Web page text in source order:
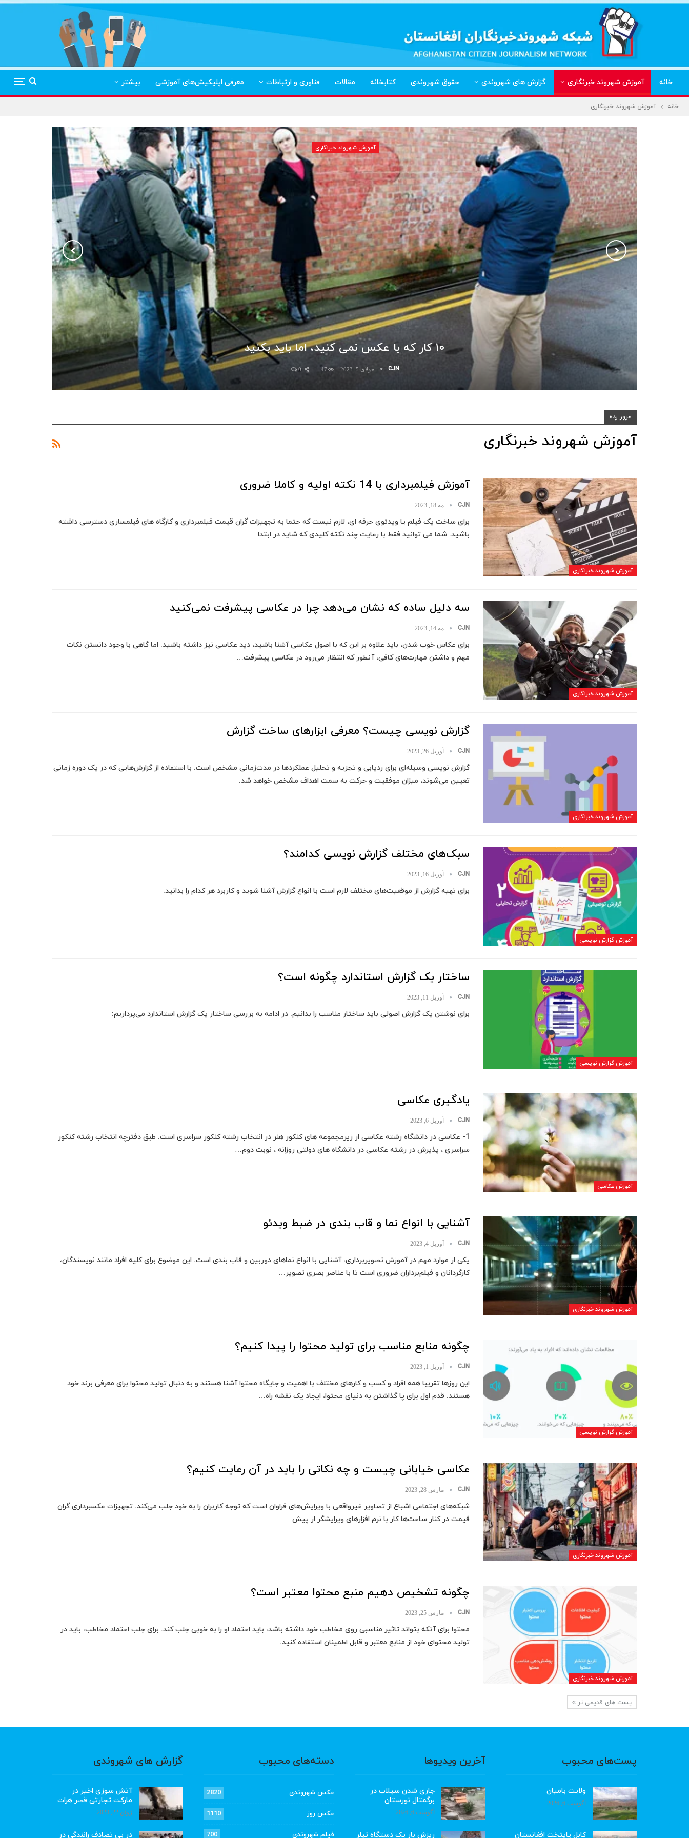
خانه آموزش شهروند خبرنگاری گزارش های شهروندی حقوق شهروندی کتابخانه مقالات فناوری و ارتباطات معرفی اپلیکیش‌های آموزشی بیشتر
خانه آموزش شهروند خبرنگاری
آموزش شهروند خبرنگاری
۱۰ کار که با عکس نمی کنید، اما باید بکنید
CJN جولای 5, 2023 47
مرور رده
آموزش شهروند خبرنگاری
آموزش شهروند خبرنگاری
آموزش فیلمبرداری با 14 نکته اولیه و کاملا ضروری
CJN مه 18, 2023
برای ساخت یک فیلم یا ویدئوی حرفه ای، لازم نیست که حتما به تجهیزات گران قیمت فیلمبرداری و کارگاه های فیلمسازی دسترسی داشته
باشید. شما می توانید فقط با رعایت چند نکته کلیدی که شاید در ابتدا…
آموزش شهروند خبرنگاری
سه دلیل ساده که نشان می‌دهد چرا در عکاسی پیشرفت نمی‌کنید
CJN مه 14, 2023
برای عکاس خوب شدن، باید علاوه بر این که با اصول عکاسی آشنا باشید، دید عکاسی نیز داشته باشید. اما گاهی با وجود دانستن نکات
مهم و داشتن مهارت‌های کافی، آنطور که انتظار می‌رود در عکاسی پیشرفت…
آموزش شهروند خبرنگاری
گزارش نویسی چیست؟ معرفی ابزارهای ساخت گزارش
CJN آوریل 26, 2023
گزارش نویسی وسیله‌ای برای ردیابی و تجزیه و تحلیل عملکردها در مدت‌زمانی مشخص است. با استفاده از گزارش‌هایی که در یک دوره زمانی
تعیین می‌شوند، میزان موفقیت و حرکت به سمت اهداف مشخص خواهد شد.
آموزش گزارش نویسی
سبک‌های مختلف گزارش نویسی کدامند؟
CJN آوریل 16, 2023
برای تهیه گزارش از موقعیت‌های مختلف لازم است با انواع گزارش آشنا شوید و کاربرد هر کدام را بدانید.
آموزش گزارش نویسی
ساختار یک گزارش استاندارد چگونه است؟
CJN آوریل 11, 2023
برای نوشتن یک گزارش اصولی باید ساختار مناسب را بدانیم. در ادامه به بررسی ساختار یک گزارش استاندارد می‌پردازیم:
آموزش عکاسی
یادگیری عکاسی
CJN آوریل 6, 2023
1- عکاسی در دانشگاه رشته عکاسی از زیرمجموعه های کنکور هنر در انتخاب رشته کنکور سراسری است. طبق دفترچه انتخاب رشته کنکور
سراسری ، پذیرش در رشته عکاسی در دانشگاه های دولتی روزانه ، نوبت دوم…
آموزش شهروند خبرنگاری
آشنایی با انواع نما و قاب بندی در ضبط ویدئو
CJN آوریل 4, 2023
یکی از موارد مهم در آموزش تصویربرداری، آشنایی با انواع نما‌های دوربین و قاب بندی است. این موضوع برای کلیه افراد مانند نویسندگان،
کارگردانان و فیلم‌برداران ضروری است تا با عناصر بصری تصویر…
آموزش گزارش نویسی
چگونه منابع مناسب برای تولید محتوا را پیدا کنیم؟
CJN آوریل 1, 2023
این روزها تقریبا همه افراد و کسب و کارهای مختلف با اهمیت و جایگاه محتوا آشنا هستند و به دنبال تولید محتوا برای معرفی برند خود
هستند. قدم اول برای پا گذاشتن به دنیای محتوا، ایجاد یک نقشه راه…
آموزش شهروند خبرنگاری
عکاسی خیابانی چیست و چه نکاتی را باید در آن رعایت کنیم؟
CJN مارس 28, 2023
شبکه‌های اجتماعی اشباع از تصاویر غیرواقعی با ویرایش‌های فراوان است که توجه کاربران را به خود جلب می‌کند. تجهیزات عکسبرداری گران
قیمت در کنار ساعت‌ها کار با نرم افزارهای ویرایشگر از پیش…
آموزش شهروند خبرنگاری
چگونه تشخیص دهیم منبع محتوا معتبر است؟
CJN مارس 25, 2023
محتوا برای آنکه بتواند تاثیر مناسبی روی مخاطب خود داشته باشد، باید اعتماد او را به خوبی جلب کند. برای جلب اعتماد مخاطب، باید در
تولید محتوای خود از منابع معتبر و قابل اطمینان استفاده کنید.…
پست های قدیمی تر
پست‌های محبوب
ولایت بامیان
آگوست 6, 2026
کابل پایتخت افغانستان
آخرین ویدیوها
جاری شدن سیلاب در
برگمتال نورستان
آگوست 6, 2026
ریزش بار یک دستگاه تیلر
دسته‌های محبوب
عکس شهروندی 2820
عکس روز 1110
فیلم شهروندی 700
گزارش های شهروندی
آتش سوزی اخیر در
مارکت تجارتی قصر هرات
ژوئن 22, 2023
در پی تصادف رانندگی در